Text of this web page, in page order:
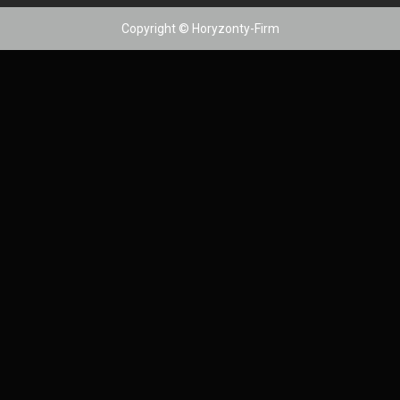
Copyright © Horyzonty-Firm